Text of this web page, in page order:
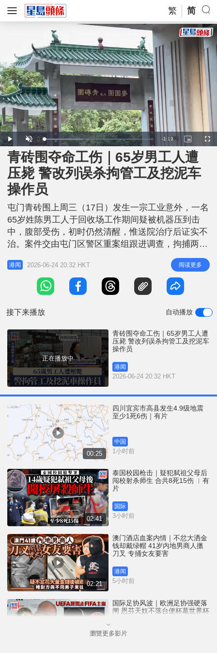
繁 简
P
l
a
y
U
n
m
u
t
e
L
o
d
e
:
3
5
R
e
m
n
n
-1:19
P
i
c
t
u
e
-
r
e
F
u
青砖围夺命工伤｜65岁男工人遭
压毙 警改列误杀拘管工及挖泥车
操作员
屯门青砖围上周三（17日）发生一宗工业意外，一名
65岁姓陈男工人于回收场工作期间疑被机器压到击
中，腹部受伤，初时仍然清醒，惟送院治疗后证实不
治。案件交由屯门区警区重案组跟进调查，拘捕两名
男子，并将案件改列「误杀」。 警方指现场为一个
营运超过6年的私人废物回收场，主要处理纸张及铜
铁废物，占地约20万尺。死者为一名获受聘的挖泥车
操作员，于涉事回收场工作6年，警方经深入调查，
港闻 2026-06-24 20:32 HKT 阅读更多
接下来播放 自动播放
正在播放中
青砖围夺命工伤｜65岁男工人遭
压毙 警改列误杀拘管工及挖泥车
操作员
港闻
2026-06-24 20:32 HKT
00:25
四川宜宾市高县发生4.9级地震
至少1死6伤｜有片
中国
1小时前
02:41
泰国校园枪击｜疑犯弑祖父母后
闯校射杀师生 合共8死15伤 ︱有
片
国际
3小时前
02:21
澳门酒店血案内情｜不忿大洒金
钱却戴绿帽 41岁内地男商人擸
刀叉 专捅女友要害
港闻
5小时前
国际足协风波｜欧洲足协强硬落
闸 恩芬天奴不落台便杯葛世界杯
体育
瀏覽更多影片